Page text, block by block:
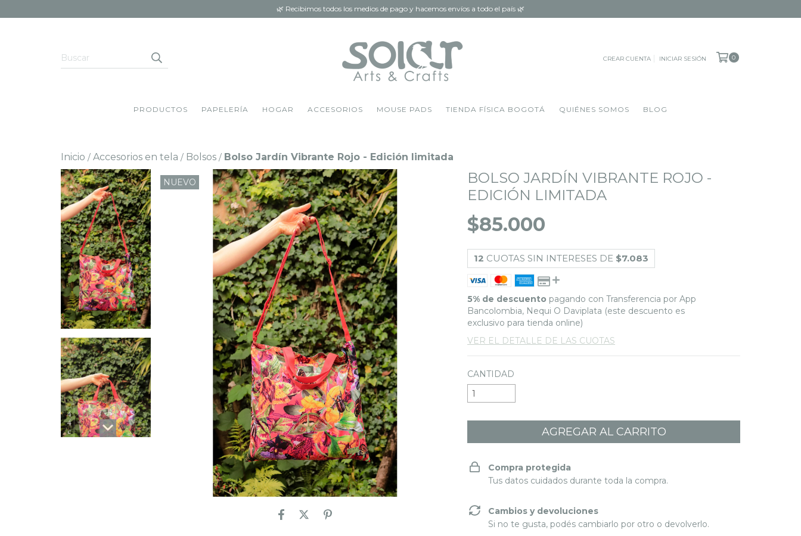
🌿 Recibimos todos los medios de pago y hacemos envíos a todo el país 🌿
CREAR CUENTA INICIAR SESIÓN 0
PRODUCTOS PAPELERÍA HOGAR ACCESORIOS MOUSE PADS TIENDA FÍSICA BOGOTÁ QUIÉNES SOMOS BLOG
Inicio / Accesorios en tela / Bolsos / Bolso Jardín Vibrante Rojo - Edición limitada
NUEVO
BOLSO JARDÍN VIBRANTE ROJO -
EDICIÓN LIMITADA
$85.000
12 CUOTAS SIN INTERESES DE $7.083
5% de descuento pagando con Transferencia por App
Bancolombia, Nequi O Daviplata (este descuento es
exclusivo para tienda online)
VER EL DETALLE DE LAS CUOTAS
CANTIDAD
Compra protegida
Tus datos cuidados durante toda la compra.
Cambios y devoluciones
Si no te gusta, podés cambiarlo por otro o devolverlo.